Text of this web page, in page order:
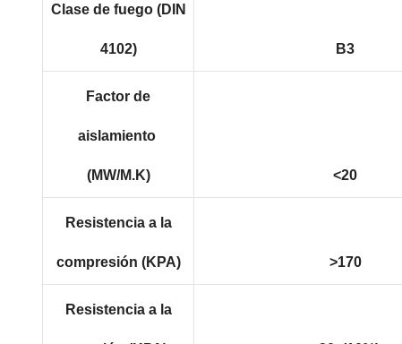
Clase de fuego (DIN
4102) B3
Factor de
aislamiento
(MW/M.K) <20
Resistencia a la
compresión (KPA) >170
Resistencia a la